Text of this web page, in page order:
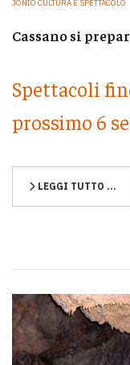
JONIO CULTURA E SPETTACOLO
Cassano si
Spettacoli
prossimo 6
LEGGI TUTTO …